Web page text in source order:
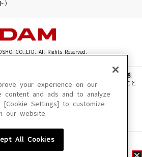
）
CO.,LTD. All Rights Reserved.
の文章・画像・写真・動画・音声等を、手段や形態
を超えて無断で複製、転載、ファイル化などすること
りご利用いただけない場合があります。
信内容が変更になる場合があります。
your experience on our
content and ads and to analyze
Settings] to customize
our website.
All Cookies